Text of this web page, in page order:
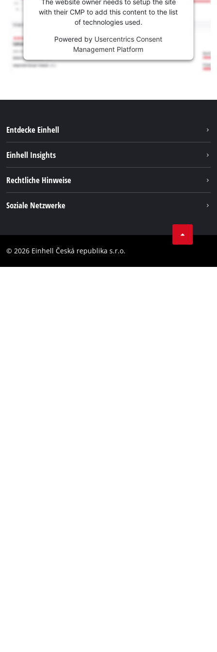
with their CMP to add this content to the list
of technologies used.
Powered by Usercentrics Consent
Management Platform
Entdecke Einhell
Akkusystem
Einhell Insights
Rechtliche Hinweise
Barrierefreiheits-Erklärung
Soziale Netzwerke
Instagram
© 2026 Einhell Česká republika s.r.o.